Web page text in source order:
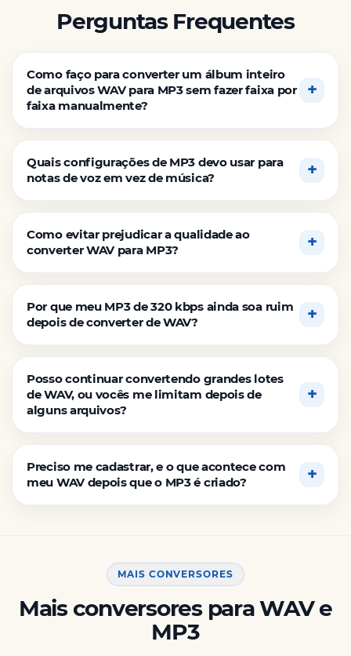
Perguntas Frequentes
Como faço para converter um álbum inteiro
de arquivos WAV para MP3 sem fazer faixa por
faixa manualmente?
Quais configurações de MP3 devo usar para
notas de voz em vez de música?
Como evitar prejudicar a qualidade ao
converter WAV para MP3?
Por que meu MP3 de 320 kbps ainda soa ruim
depois de converter de WAV?
Posso continuar convertendo grandes lotes
de WAV, ou vocês me limitam depois de
alguns arquivos?
Preciso me cadastrar, e o que acontece com
meu WAV depois que o MP3 é criado?
MAIS CONVERSORES
Mais conversores para WAV e
MP3